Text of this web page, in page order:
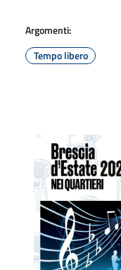
Argomenti:
Tempo libero